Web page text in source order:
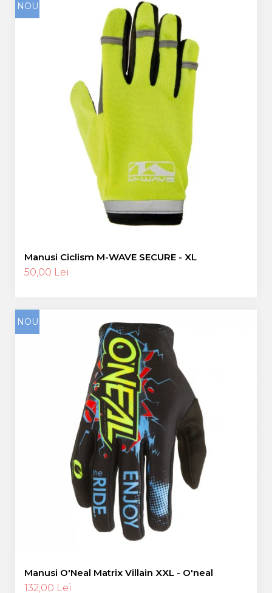
NOU
Manusi Ciclism M-WAVE SECURE - XL
50,00 Lei
NOU
Manusi O'Neal Matrix Villain XXL - O'neal
132,00 Lei